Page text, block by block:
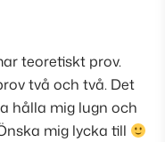
teoretiskt prov.
två och två. Det
hålla mig lugn och
mig lycka till